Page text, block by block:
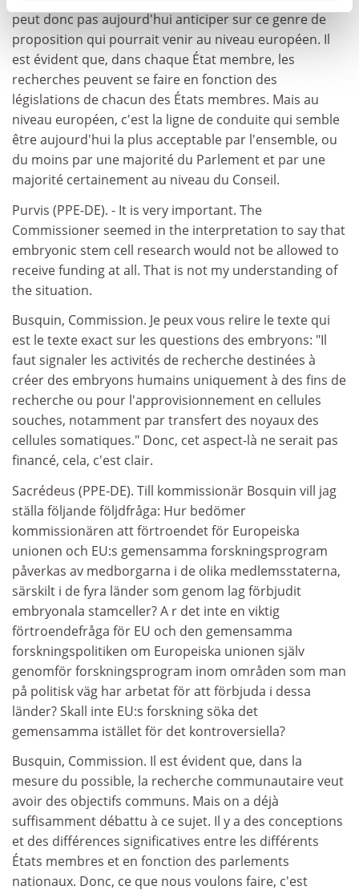
peut donc pas aujourd'hui anticiper sur ce genre de
proposition qui pourrait venir au niveau européen. Il
est évident que, dans chaque État membre, les
recherches peuvent se faire en fonction des
législations de chacun des États membres. Mais au
niveau européen, c'est la ligne de conduite qui semble
être aujourd'hui la plus acceptable par l'ensemble, ou
du moins par une majorité du Parlement et par une
majorité certainement au niveau du Conseil.
Purvis (PPE-DE). - It is very important. The
Commissioner seemed in the interpretation to say that
embryonic stem cell research would not be allowed to
receive funding at all. That is not my understanding of
the situation.
Busquin, Commission. Je peux vous relire le texte qui
est le texte exact sur les questions des embryons: "Il
faut signaler les activités de recherche destinées à
créer des embryons humains uniquement à des fins de
recherche ou pour l'approvisionnement en cellules
souches, notamment par transfert des noyaux des
cellules somatiques." Donc, cet aspect-là ne serait pas
financé, cela, c'est clair.
Sacrédeus (PPE-DE). Till kommissionär Bosquin vill jag
ställa följande följdfråga: Hur bedömer
kommissionären att förtroendet för Europeiska
unionen och EU:s gemensamma forskningsprogram
påverkas av medborgarna i de olika medlemsstaterna,
särskilt i de fyra länder som genom lag förbjudit
embryonala stamceller? A r det inte en viktig
förtroendefråga för EU och den gemensamma
forskningspolitiken om Europeiska unionen själv
genomför forskningsprogram inom områden som man
på politisk väg har arbetat för att förbjuda i dessa
länder? Skall inte EU:s forskning söka det
gemensamma istället för det kontroversiella?
Busquin, Commission. Il est évident que, dans la
mesure du possible, la recherche communautaire veut
avoir des objectifs communs. Mais on a déjà
suffisamment débattu à ce sujet. Il y a des conceptions
et des différences significatives entre les différents
États membres et en fonction des parlements
nationaux. Donc, ce que nous voulons faire, c'est